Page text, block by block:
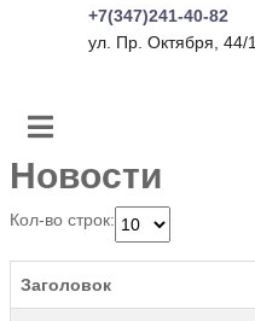
+7(347)241-40-82
ул. Пр. Октября, 44/1
Новости
Кол-во строк:
Заголовок